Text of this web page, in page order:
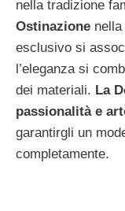
nella tradizione
Ostinazione
esclusivo si
l’eleganza si
dei materiali. La
passionalità e
garantirgli un
completamente.